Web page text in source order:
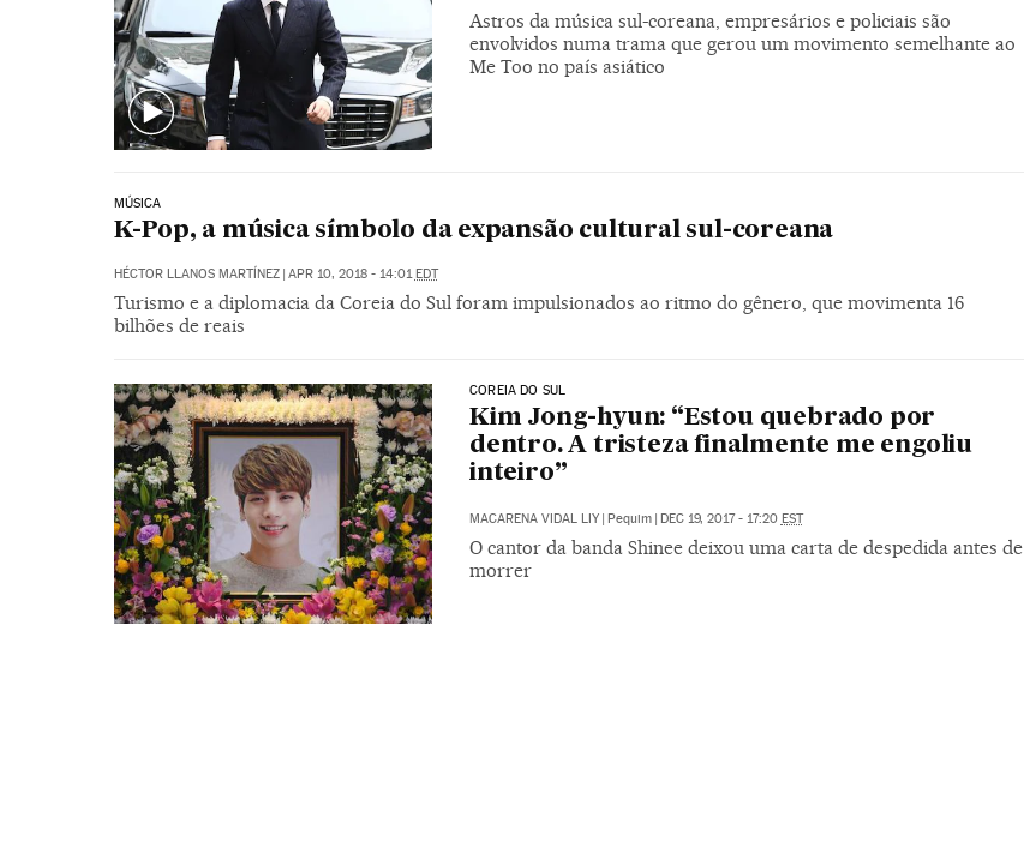
Astros da música sul-coreana, empresários e policiais são
envolvidos numa trama que gerou um movimento semelhante ao
Me Too no país asiático
MÚSICA
K-Pop, a música símbolo da expansão cultural sul-coreana
HÉCTOR LLANOS MARTÍNEZ APR 10, 2018 - 14:01 EDT
Turismo e a diplomacia da Coreia do Sul foram impulsionados ao ritmo do gênero, que movimenta 16
bilhões de reais
COREIA DO SUL
Kim Jong-hyun: “Estou quebrado por
dentro. A tristeza finalmente me engoliu
inteiro”
MACARENA VIDAL LIY Pequim DEC 19, 2017 - 17:20 EST
O cantor da banda Shinee deixou uma carta de despedida antes de
morrer